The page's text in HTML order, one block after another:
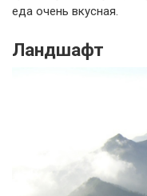
еда очень вкусная.
Ландшафт